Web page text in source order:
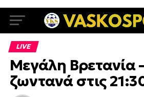
LIVE
Μεγάλη Βρετανία
ζωντανά στις